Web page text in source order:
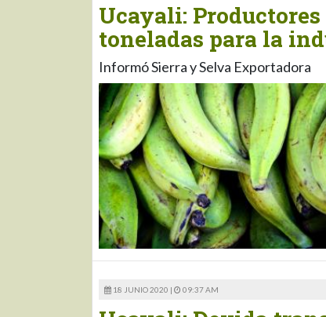
Ucayali:
toneladas para la
Informó Sierra y Selva Exportadora
18 JUNIO 2020 | 09:37 AM